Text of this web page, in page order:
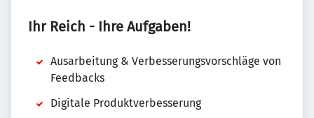
Ihr Reich - Ihre Aufgaben!
Ausarbeitung & Verbesserungsvorschläge von
Feedbacks
Digitale Produktverbesserung